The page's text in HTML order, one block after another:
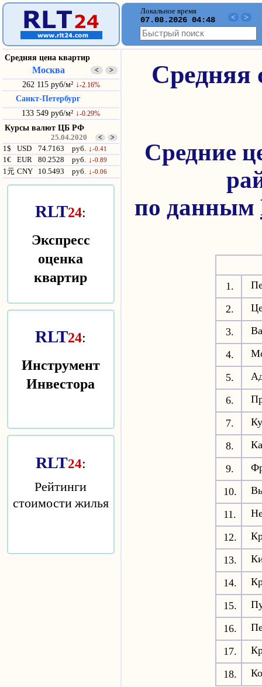
Локальное время
07.08.2026 04:48 < >
Средняя цена квартир
Москва < >
262 115 руб/м² ↓-2.16%
Санкт-Петербург
133 549 руб/м² ↓-0.29%
Курсы валют ЦБ РФ
25.04.2020 < >
1$ USD 74.7163 руб. ↓-0.41
1€ EUR 80.2528 руб. ↓-0.89
1元 CNY 10.5493 руб. ↓-0.06
RLT24:
Экспресс
оценка
квартир
RLT24:
Инструмент
Инвестора
RLT24:
Рейтинги
стоимости жилья
Средняя
Средние
по данным
1.
2.
3.
4.
5.
6.
7.
8.
9.
10.
11.
12.
13.
14.
15.
16.
17.
18.